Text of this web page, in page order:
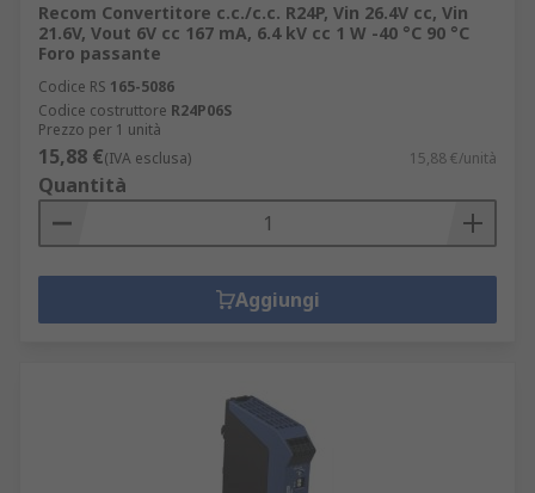
Recom Convertitore c.c./c.c. R24P, Vin 26.4V cc, Vin
21.6V, Vout 6V cc 167 mA, 6.4 kV cc 1 W -40 °C 90 °C
Foro passante
Codice RS 165-5086
Codice costruttore R24P06S
Prezzo per 1 unità
15,88 €(IVA esclusa) 15,88 €/unità
Quantità
Aggiungi